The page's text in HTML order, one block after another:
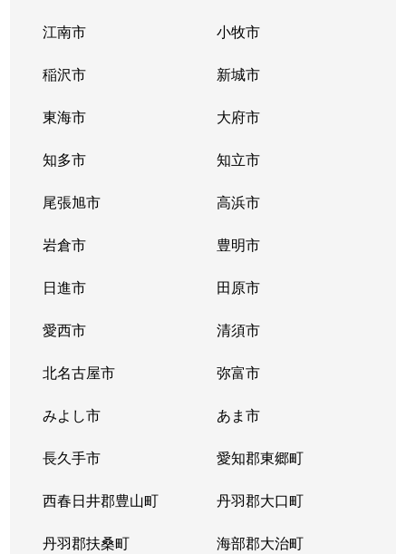
江南市 小牧市
稲沢市 新城市
東海市 大府市
知多市 知立市
尾張旭市 高浜市
岩倉市 豊明市
日進市 田原市
愛西市 清須市
北名古屋市 弥富市
みよし市 あま市
長久手市 愛知郡東郷町
西春日井郡豊山町 丹羽郡大口町
丹羽郡扶桑町 海部郡大治町